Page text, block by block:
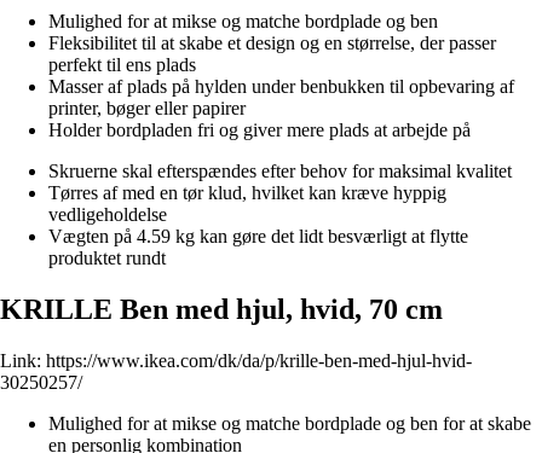
Mulighed for at mikse og matche bordplade og ben
Fleksibilitet til at skabe et design og en størrelse, der passer
perfekt til ens plads
Masser af plads på hylden under benbukken til opbevaring af
printer, bøger eller papirer
Holder bordpladen fri og giver mere plads at arbejde på
Skruerne skal efterspændes efter behov for maksimal kvalitet
Tørres af med en tør klud, hvilket kan kræve hyppig
vedligeholdelse
Vægten på 4.59 kg kan gøre det lidt besværligt at flytte
produktet rundt
KRILLE Ben med hjul, hvid, 70 cm
Link: https://www.ikea.com/dk/da/p/krille-ben-med-hjul-hvid-
30250257/
Mulighed for at mikse og matche bordplade og ben for at skabe
en personlig kombination